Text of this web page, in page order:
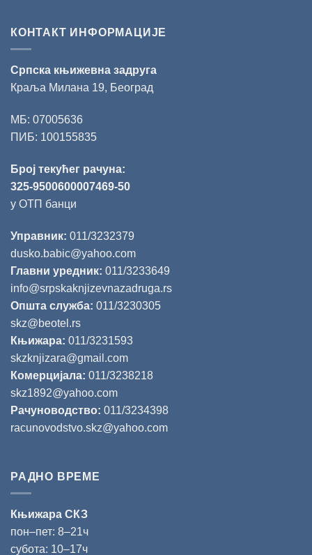
КОНТАКТ ИНФОРМАЦИЈЕ
Српска књижевна задруга
Краља Милана 19, Београд
МБ: 07005636
ПИБ: 100155835
Број текућег рачуна:
325-9500600007469-50
у ОТП банци
Управник: 011/3232379
dusko.babic@yahoo.com
Главни уредник: 011/3233649
info@srpskaknjizevnazadruga.rs
Општа служба: 011/3230305
skz@beotel.rs
Књижара: 011/3231593
skzknjizara@gmail.com
Комерцијала: 011/3238218
skz1892@yahoo.com
Рачуноводство: 011/3234398
racunovodstvo.skz@yahoo.com
РАДНО ВРЕМЕ
Књижара СКЗ
пон‒пет: 8‒21ч
субота: 10‒17ч